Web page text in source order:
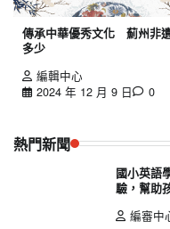
傳承中華優秀文化 薊州非
多少
編輯中心
2024 年 12 月 9 日
0
熱門新聞
國小英語
驗，幫助
編審中